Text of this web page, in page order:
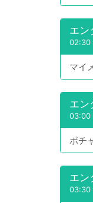
エン
02:30
マイ
エン
03:00
ポチ
エン
03:30